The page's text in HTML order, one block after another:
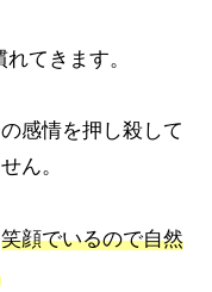
てきます。
感情を押し殺して
ん。
笑顔でいるので自然